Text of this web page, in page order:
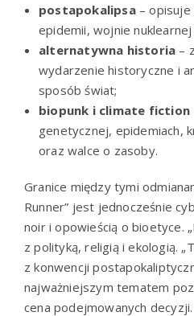
postapokalipsa– opisuje
epidemii, wojnie nuklearnej
alternatywna historia –
wydarzenie historyczne i
sposób świat;
biopunk i climate fiction
genetycznej, epidemiach,
oraz walce o zasoby.
Granice między tymi
Runner” jest jednocześnie
noir i opowieścią o bioetyce.
z polityką, religią i ekologią.
z konwencji
najważniejszym tematem
cena podejmowanych decyzji.